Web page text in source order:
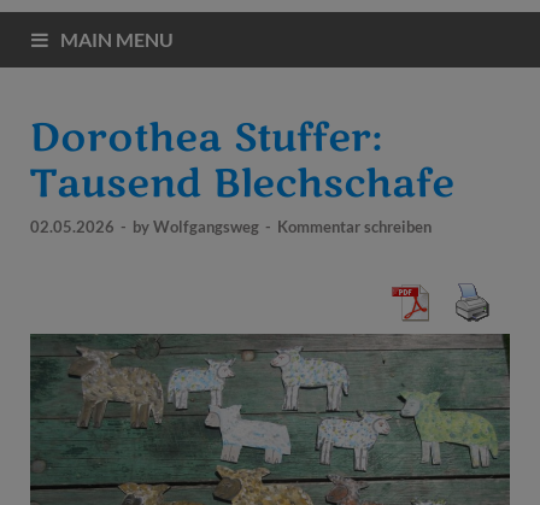
MAIN MENU
Dorothea Stuffer:
Tausend Blechschafe
02.05.2026 - byWolfgangsweg - Kommentar schreiben